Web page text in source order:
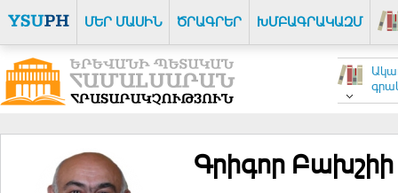
ՄԵՐ ՄԱՍԻՆ ԾՐԱԳՐԵՐ ԽՄԲԱԳՐԱԿԱԶՄ
Գրիգոր Բախշիի